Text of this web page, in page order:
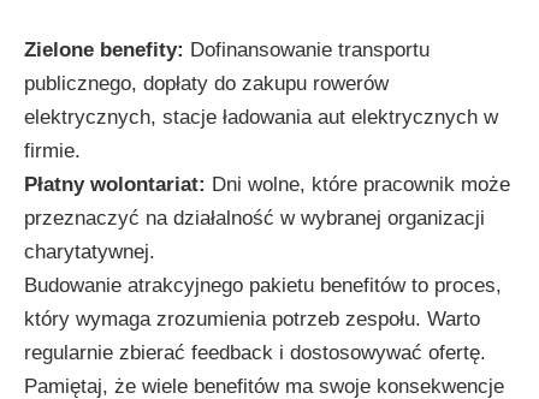
Zielone benefity: Dofinansowanie transportu
publicznego, dopłaty do zakupu rowerów
elektrycznych, stacje ładowania aut elektrycznych w
firmie.
Płatny wolontariat: Dni wolne, które pracownik może
przeznaczyć na działalność w wybranej organizacji
charytatywnej.
Budowanie atrakcyjnego pakietu benefitów to proces,
który wymaga zrozumienia potrzeb zespołu. Warto
regularnie zbierać feedback i dostosowywać ofertę.
Pamiętaj, że wiele benefitów ma swoje konsekwencje